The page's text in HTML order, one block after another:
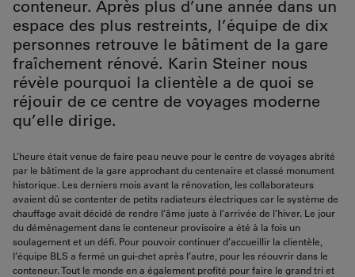
conteneur. Après plus d’une année dans un
espace des plus restreints, l’équipe de dix
personnes retrouve le bâtiment de la gare
fraîchement rénové. Karin Steiner nous
révèle pourquoi la clientèle a de quoi se
réjouir de ce centre de voyages moderne
qu’elle dirige.
L’heure était venue de faire peau neuve pour le centre de voyages abrité
par le bâtiment de la gare approchant du centenaire et classé monument
historique. Les derniers mois avant la rénovation, les collaborateurs
avaient dû se contenter de petits radiateurs électriques car le système de
chauffage avait décidé de rendre l’âme juste à l’arrivée de l’hiver. Le jour
du déménagement dans le conteneur provisoire a été à la fois un
soulagement et un défi. Pour pouvoir continuer d’accueillir la clientèle,
l’équipe BLS a fermé un gui-chet après l’autre, pour les réouvrir dans le
conteneur. Tout le monde en a également profité pour faire le grand tri et